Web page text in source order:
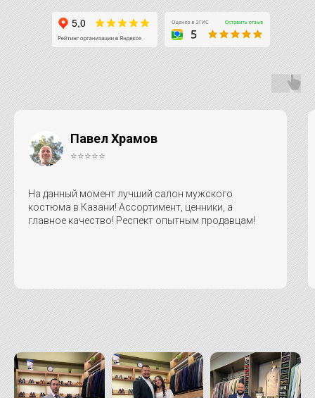
Павел Храмов
⭐⭐⭐⭐⭐
На данный момент лучший салон мужского
костюма в Казани! Ассортимент, ценники, а
главное качество! Респект опытным продавцам!